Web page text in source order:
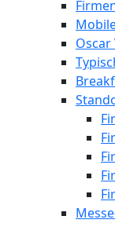
Oscar